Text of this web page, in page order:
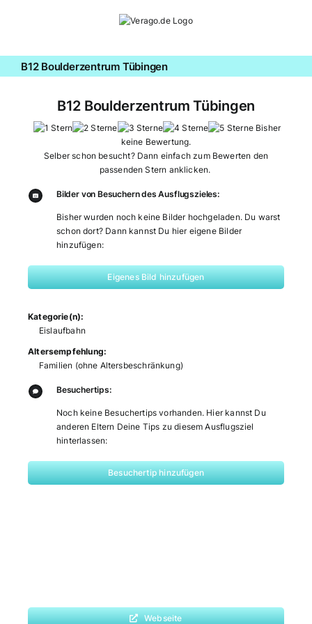
B12 Boulderzentrum Tübingen
B12 Boulderzentrum Tübingen
Bisher
keine Bewertung.
Selber schon besucht? Dann einfach zum Bewerten den
passenden Stern anklicken.
Bilder von Besuchern des Ausflugszieles:
Bisher wurden noch keine Bilder hochgeladen. Du warst
schon dort? Dann kannst Du hier eigene Bilder
hinzufügen:
Eigenes Bild hinzufügen
Kategorie(n):
Eislaufbahn
Altersempfehlung:
Familien (ohne Altersbeschränkung)
Besuchertips:
Noch keine Besuchertips vorhanden. Hier kannst Du
anderen Eltern Deine Tips zu diesem Ausflugsziel
hinterlassen:
Besuchertip hinzufügen
Webseite